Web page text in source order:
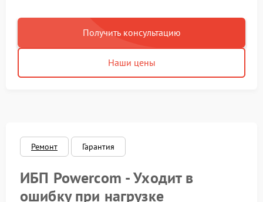
Получить консультацию
Наши цены
Ремонт Гарантия
ИБП Powercom - Уходит в
ошибку при нагрузке